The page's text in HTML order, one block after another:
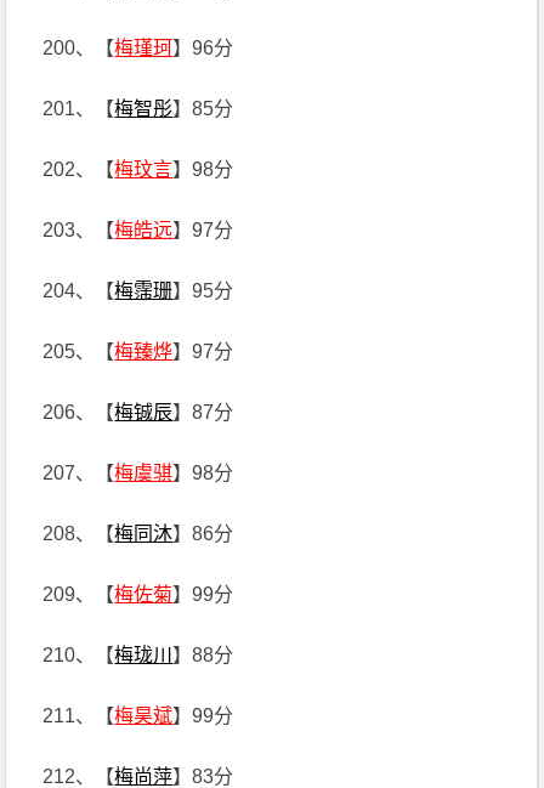
200、【梅瑾珂】96分
201、【梅智彤】85分
202、【梅玟言】98分
203、【梅皓远】97分
204、【梅霈珊】95分
205、【梅臻烨】97分
206、【梅铖辰】87分
207、【梅虞骐】98分
208、【梅同沐】86分
209、【梅佐菊】99分
210、【梅珑川 】88分
211、【梅昊斌】99分
212、【梅尚萍】83分